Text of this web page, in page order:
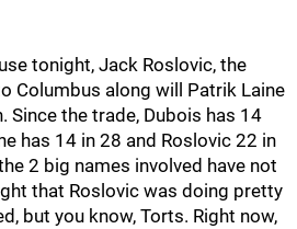
tonight, Jack Roslovic, the
Columbus along will Patrik Laine
Since the trade, Dubois has 14
has 14 in 28 and Roslovic 22 in
2 big names involved have not
that Roslovic was doing pretty
but you know, Torts. Right now,